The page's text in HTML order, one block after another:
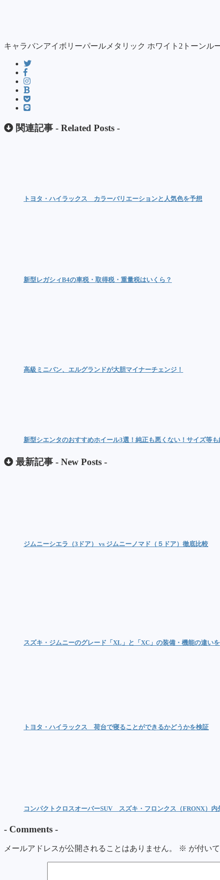
キャラバンアイボリーパールメタリック ホワイト2トーンル
関連記事 - Related Posts -
トヨタ・ハイラックス カラーバリエーションと人気色を予想
新型レガシィB4の車税・取得税・重量税はいくら？
高級ミニバン、エルグランドが大胆マイナーチェンジ！
新型シエンタのおすすめホイール3選！純正も悪くない！サイズ等も
最新記事 - New Posts -
ジムニーシエラ（3ドア） vs ジムニーノマド（５ドア）徹底比較
スズキ・ジムニーのグレード「XL」と「XC」の装備・機能の違い
トヨタ・ハイラックス 荷台で寝ることができるかどうかを検証
コンパクトクロスオーバーSUV スズキ・フロンクス（FRONX）
- Comments -
メールアドレスが公開されることはありません。 ※ が付い